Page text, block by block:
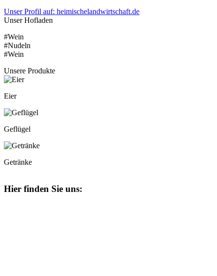
Unser Profil auf: heimischelandwirtschaft.de
Unser Hofladen
#Wein
#Nudeln
#Wein
Unsere Produkte
Eier
Geflügel
Getränke
Hier finden Sie uns: